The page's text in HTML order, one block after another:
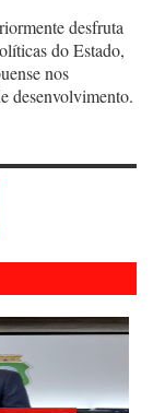
desfruta
do Estado,
nos
desenvolvimento.